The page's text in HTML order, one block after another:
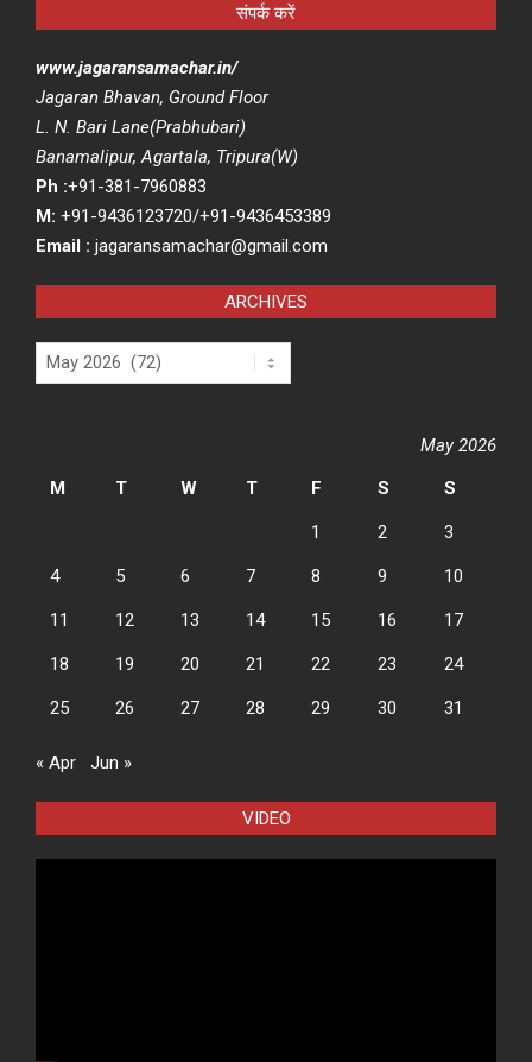
संपर्क करें
www.jagaransamachar.in/
Jagaran Bhavan, Ground Floor
L. N. Bari Lane(Prabhubari)
Banamalipur, Agartala, Tripura(W)
Ph :+91-381-7960883
M: +91-9436123720/+91-9436453389
Email : jagaransamachar@gmail.com
ARCHIVES
Archives
May 2026
M
T W T F S S
1 2 3
4 5 6 7 8 9 10
11 12 13 14 15 16 17
18 19 20 21 22 23 24
25 26 27 28 29 30 31
« Apr Jun »
VIDEO